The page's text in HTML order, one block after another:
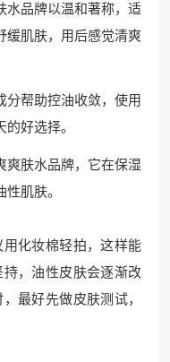
水品牌以温和著称，适
缓肌肤，用后感觉清爽
分帮助控油收敛，使用
好选择。
爽肤水品牌，它在保湿
肌肤。
化妆棉轻拍，这样能
，油性皮肤会逐渐改
最好先做皮肤测试，